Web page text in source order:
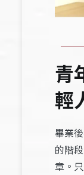
青
輕
畢業
的階
章。